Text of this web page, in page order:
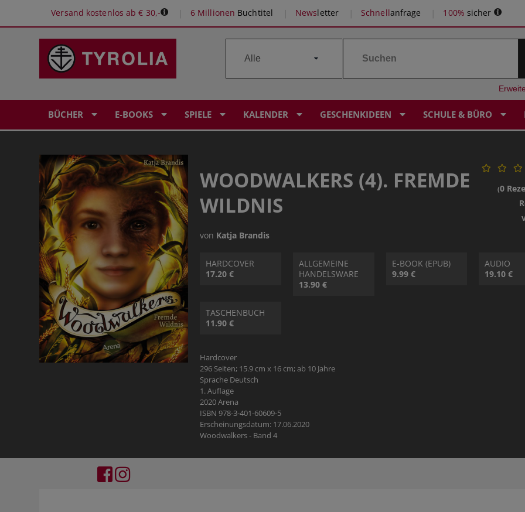
Versand kostenlos ab € 30,- 6 Millionen Buchtitel Newsletter Schnellanfrage 100% sicher
BÜCHER E-BOOKS SPIELE KALENDER GESCHENKIDEEN SCHULE & BÜRO
WOODWALKERS (4). FREMDE
WILDNIS
von Katja Brandis
(0
HARDCOVER
17.20 €
ALLGEMEINE
HANDELSWARE
13.90 €
E-BOOK (EPUB)
9.99 €
AUDIO
19.10 €
TASCHENBUCH
11.90 €
Hardcover
296 Seiten; 15.9 cm x 16 cm; ab 10 Jahre
Sprache Deutsch
1. Auflage
2020 Arena
ISBN 978-3-401-60609-5
Erscheinungsdatum: 17.06.2020
Woodwalkers - Band 4